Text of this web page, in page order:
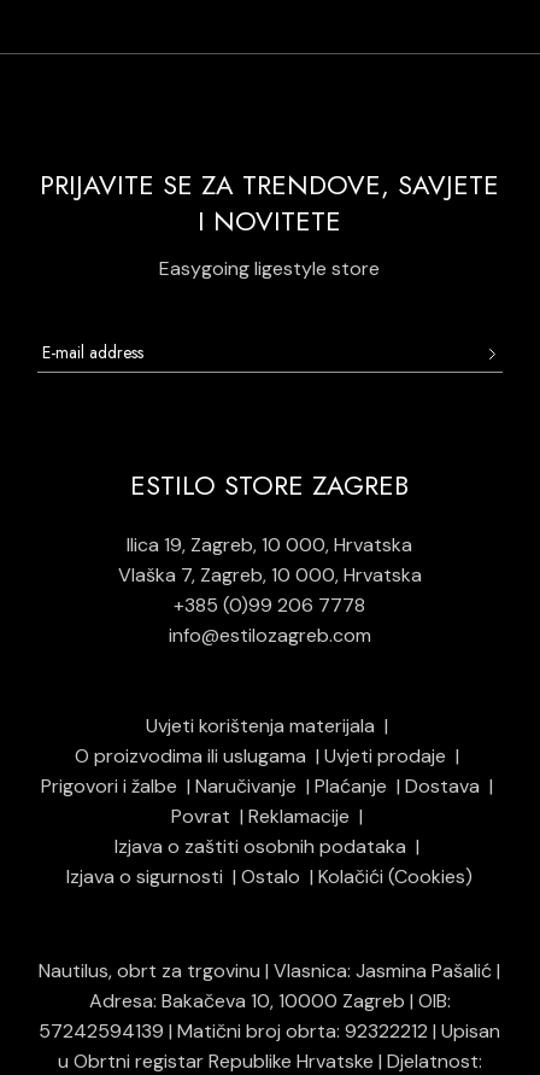
PRIJAVITE SE ZA TRENDOVE, SAVJETE
I NOVITETE
Easygoing ligestyle store
ESTILO STORE ZAGREB
Ilica 19, Zagreb, 10 000, Hrvatska
Vlaška 7, Zagreb, 10 000, Hrvatska
+385 (0)99 206 7778
info@estilozagreb.com
Uvjeti korištenja materijala
O proizvodima ili uslugama
Uvjeti prodaje
Prigovori i žalbe
Naručivanje Plaćanje
Dostava
Povrat
Reklamacije
Izjava o zaštiti osobnih podataka
Izjava o sigurnosti
Ostalo Kolačići (Cookies)
Nautilus, obrt za trgovinu | Vlasnica: Jasmina Pašalić |
Adresa: Bakačeva 10, 10000 Zagreb | OIB:
57242594139 | Matični broj obrta: 92322212 | Upisan
u Obrtni registar Republike Hrvatske | Djelatnost: